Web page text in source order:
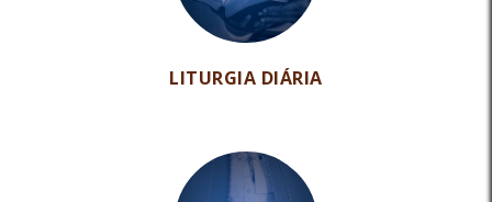
LITURGIA DIÁRIA